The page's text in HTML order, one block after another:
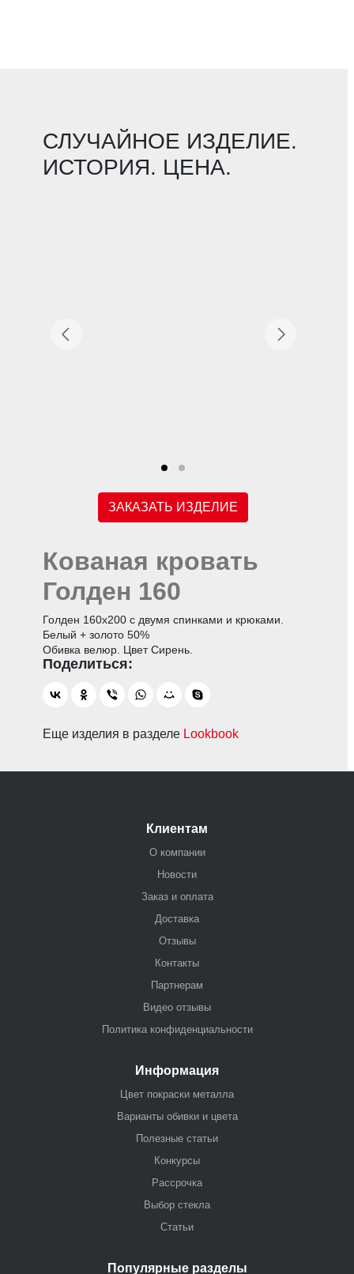
СЛУЧАЙНОЕ ИЗДЕЛИЕ.
ИСТОРИЯ. ЦЕНА.
ЗАКАЗАТЬ ИЗДЕЛИЕ
Кованая кровать
Голден 160
Голден 160х200 с двумя спинками и крюками.
Белый + золото 50%
Обивка велюр. Цвет Сирень.
Еще изделия в разделе Lookbook
Клиентам
О компании
Новости
Заказ и оплата
Доставка
Отзывы
Контакты
Партнерам
Видео отзывы
Политика конфиденциальности
Информация
Цвет покраски металла
Варианты обивки и цвета
Полезные статьи
Конкурсы
Рассрочка
Выбор стекла
Статьи
Популярные разделы